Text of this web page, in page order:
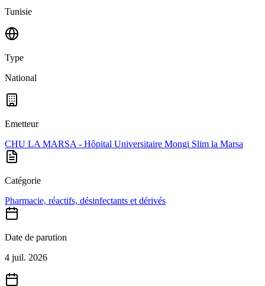
Tunisie
Type
National
Emetteur
CHU LA MARSA - Hôpital Universitaire Mongi Slim la Marsa
Catégorie
Pharmacie, réactifs, désinfectants et dérivés
Date de parution
4 juil. 2026